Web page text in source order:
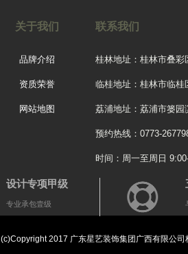
万达华府
115 ㎡ | 欧式
关于我们
品牌介绍
资质荣誉
网站地图
联系我们
桂林地址：桂林市叠
临桂地址：桂林市临
荔浦地址：荔浦市篓园
预约热线：0773-
时间：周一至周日
设计专项甲级
专业承包壹级
(c)Copyright 2017 广东星艺装饰集团广西有限公